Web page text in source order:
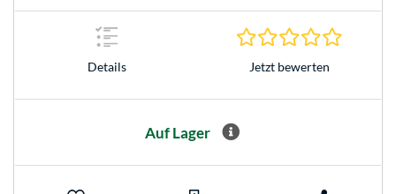
Details Jetzt bewerten
Auf Lager